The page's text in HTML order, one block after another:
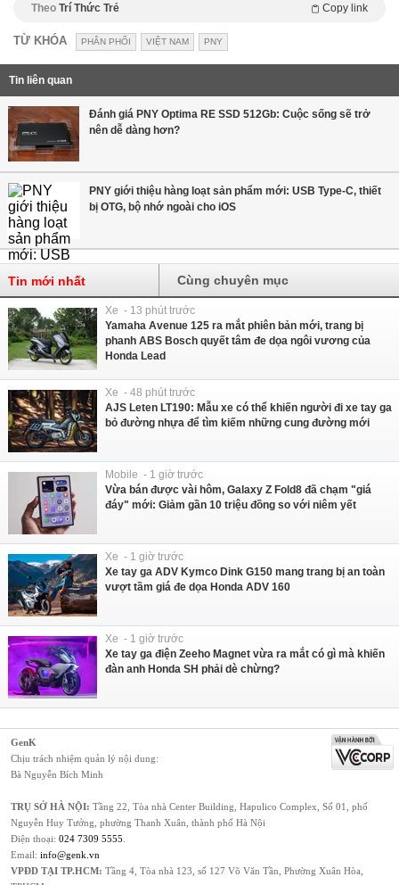
Theo Trí Thức Trẻ Copy link
TỪ KHÓA PHÂN PHỐI VIỆT NAM PNY
Tin liên quan
Đánh giá PNY Optima RE SSD 512Gb: Cuộc sống sẽ trở
nên dễ dàng hơn?
PNY giới thiệu hàng loạt sản phẩm mới: USB Type-C, thiết
bị OTG, bộ nhớ ngoài cho iOS
Tin mới nhất Cùng chuyên mục
Xe - 13 phút trước
Yamaha Avenue 125 ra mắt phiên bản mới, trang bị
phanh ABS Bosch quyết tâm đe dọa ngôi vương của
Honda Lead
Xe - 48 phút trước
AJS Leten LT190: Mẫu xe có thể khiến người đi xe tay ga
bỏ đường nhựa để tìm kiếm những cung đường mới
Mobile - 1 giờ trước
Vừa bán được vài hôm, Galaxy Z Fold8 đã chạm "giá
đáy" mới: Giảm gần 10 triệu đồng so với niêm yết
Xe - 1 giờ trước
Xe tay ga ADV Kymco Dink G150 mang trang bị an toàn
vượt tầm giá đe dọa Honda ADV 160
Xe - 1 giờ trước
Xe tay ga điện Zeeho Magnet vừa ra mắt có gì mà khiến
đàn anh Honda SH phải dè chừng?
GenK
Chịu trách nhiệm quản lý nội dung:
Bà Nguyễn Bích Minh
TRỤ SỞ HÀ NỘI: Tầng 22, Tòa nhà Center Building, Hapulico Complex, Số 01, phố
Nguyễn Huy Tưởng, phường Thanh Xuân, thành phố Hà Nội
Điện thoại: 024 7309 5555
Email: info@genk.vn
VPĐD TẠI TP.HCM: Tầng 4, Tòa nhà 123, số 127 Võ Văn Tần, Phường Xuân Hòa,